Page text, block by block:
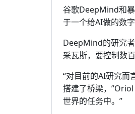
谷歌DeepMind和
于一个给AI做的数
DeepMind的研究
采瓦斯，要控制数
“对目前的AI研究而
搭建了桥梁，
世界的任务中。”